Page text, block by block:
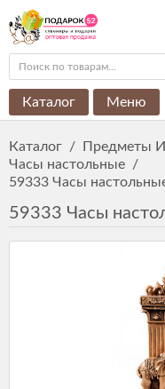
Каталог Меню
Каталог / Предметы
Часы настольные /
59333 Часы
59333 Часы